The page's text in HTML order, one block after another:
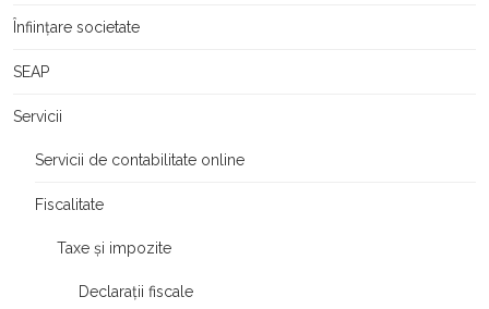
Înființare societate
SEAP
Servicii
Servicii de contabilitate online
Fiscalitate
Taxe și impozite
Declarații fiscale